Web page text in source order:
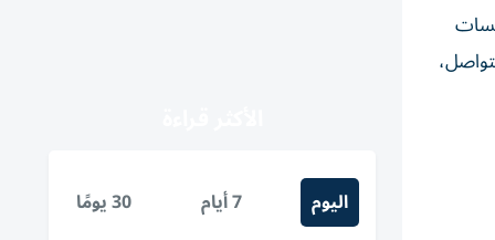
اليوم 7 أيام 30 يومًا